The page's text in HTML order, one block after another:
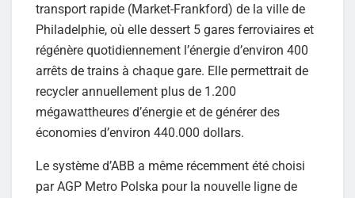
transport rapide (Market-Frankford) de la ville de
Philadelphie, où elle dessert 5 gares ferroviaires et
régénère quotidiennement l’énergie d’environ 400
arrêts de trains à chaque gare. Elle permettrait de
recycler annuellement plus de 1.200
mégawattheures d’énergie et de générer des
économies d’environ 440.000 dollars.
Le système d’ABB a même récemment été choisi
par AGP Metro Polska pour la nouvelle ligne de